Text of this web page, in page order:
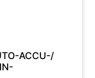
ACCU-/